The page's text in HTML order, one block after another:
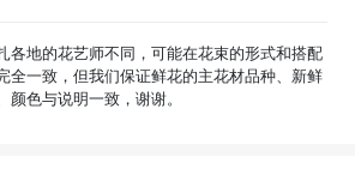
各地的花艺师不同，可能在花束的形式和搭配
全一致，但我们保证鲜花的主花材品种、新鲜
颜色与说明一致，谢谢。